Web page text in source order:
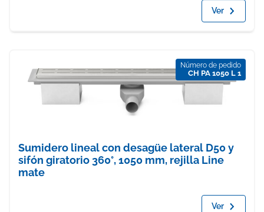
Ver
Número de pedido
CH PA 1050 L 1
Sumidero lineal con desagüe lateral D50 y
sifón giratorio 360°, 1050 mm, rejilla Line
mate
Ver